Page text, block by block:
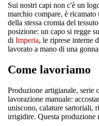
Sui nostri capi non c'è un
marchio compare, è
della stessa cromia del
posizione: un capo si regge
di Imperia, le riprese interne
lavorato a mano di una
Come lavoriamo
Produzione artigianale, serie
lavorazione manuale:
uniscono, calature sartoriali,
irrigidire. Questa produzione